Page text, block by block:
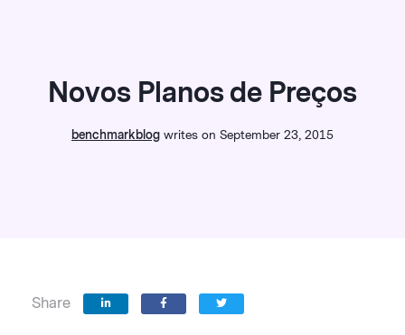
Novos Planos de Preços
benchmarkblog writes on September 23, 2015
Share